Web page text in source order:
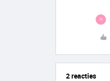
H
2 reacties